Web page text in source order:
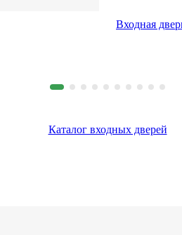
Входная
Каталог входных дверей